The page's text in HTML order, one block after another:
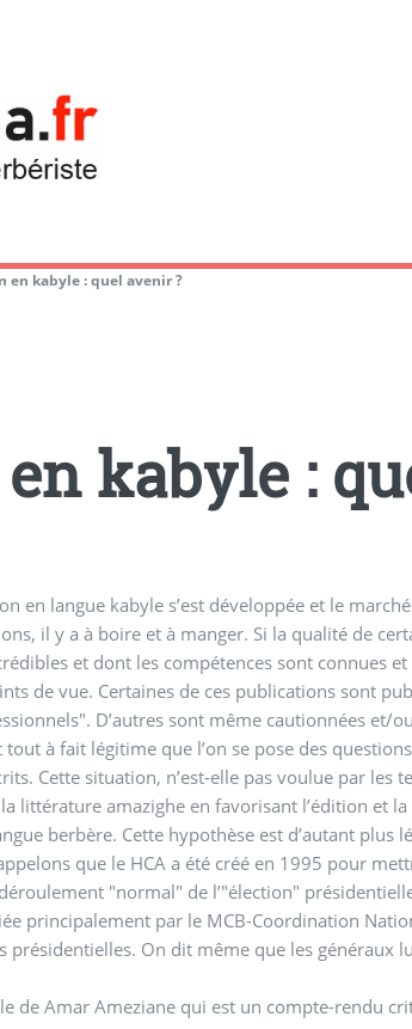
en kabyle : quel avenir ?
kabyle :
en langue kabyle s’est développée et le
il y a à boire et à manger. Si la qualité de
et dont les compétences sont connues
de vue. Certaines de ces publications sont
D’autres sont même cautionnées et/
à fait légitime que l’on se pose des
Cette situation, n’est-elle pas voulue par les
littérature amazighe en favorisant l’édition et
berbère. Cette hypothèse est d’autant plus
que le HCA a été créé en 1995 pour
"normal" de l’"élection"
principalement par le MCB-Coordination
présidentielles. On dit même que les généraux
de Amar Ameziane qui est un compte-rendu